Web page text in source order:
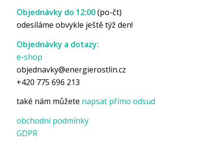
Objednávky do 12:00(po-čt)
odesíláme obvykle ještě týž den!
Objednávky a dotazy:
e-shop
objednavky@energierostlin.cz
+420 775 696 213
také nám můžete napsat přímo odsud
obchodní podmínky
GDPR